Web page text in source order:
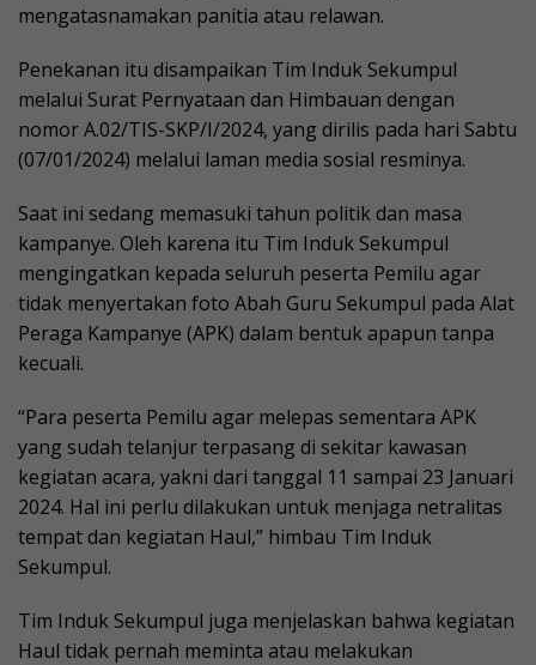
mengatasnamakan panitia atau relawan.
Penekanan itu disampaikan Tim Induk Sekumpul
melalui Surat Pernyataan dan Himbauan dengan
nomor A.02/TIS-SKP/I/2024, yang dirilis pada hari Sabtu
(07/01/2024) melalui laman media sosial resminya.
Saat ini sedang memasuki tahun politik dan masa
kampanye. Oleh karena itu Tim Induk Sekumpul
mengingatkan kepada seluruh peserta Pemilu agar
tidak menyertakan foto Abah Guru Sekumpul pada Alat
Peraga Kampanye (APK) dalam bentuk apapun tanpa
kecuali.
“Para peserta Pemilu agar melepas sementara APK
yang sudah telanjur terpasang di sekitar kawasan
kegiatan acara, yakni dari tanggal 11 sampai 23 Januari
2024. Hal ini perlu dilakukan untuk menjaga netralitas
tempat dan kegiatan Haul,” himbau Tim Induk
Sekumpul.
Tim Induk Sekumpul juga menjelaskan bahwa kegiatan
Haul tidak pernah meminta atau melakukan